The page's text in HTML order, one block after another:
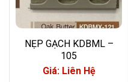
NẸP GẠCH KDBML –
105
Giá: Liên Hệ